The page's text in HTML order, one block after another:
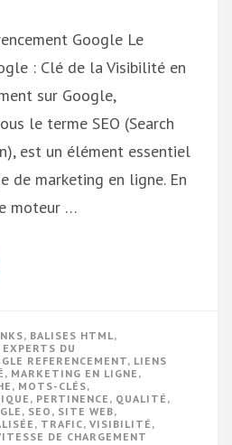
Google Le
: Clé de la Visibilité en
sur Google,
le terme SEO (Search
est un élément essentiel
de marketing en ligne. En
moteur …
, BALISES HTML,
EXPERTS DU
REFERENCEMENT, LIENS
, MARKETING EN LIGNE ,
, MOTS-CLÉS,
, PERTINENCE , QUALITÉ ,
, SEO , SITE WEB,
, TRAFIC, VISIBILITÉ ,
DE CHARGEMENT